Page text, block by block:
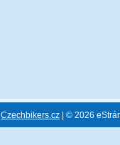
Czechbikers.cz | © 2026